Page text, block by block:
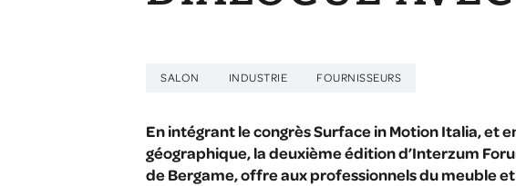
SALON INDUSTRIE FOURNISSEURS
En intégrant le congrès Surface in Motion Italia, et
géographique, la deuxième édition d’Interzum
de Bergame, offre aux professionnels du meuble